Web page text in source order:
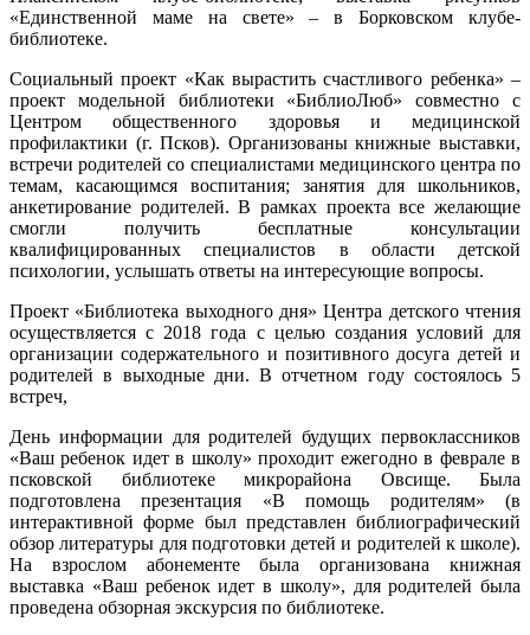
«Единственной маме на свете» – в Борковском клубе-
библиотеке.
Социальный проект «Как вырастить счастливого ребенка» –
проект модельной библиотеки «БиблиоЛюб» совместно с
Центром общественного здоровья и медицинской
профилактики (г. Псков). Организованы книжные выставки,
встречи родителей со специалистами медицинского центра по
темам, касающимся воспитания; занятия для школьников,
анкетирование родителей. В рамках проекта все желающие
смогли получить бесплатные консультации
квалифицированных специалистов в области детской
психологии, услышать ответы на интересующие вопросы.
Проект «Библиотека выходного дня» Центра детского чтения
осуществляется с 2018 года с целью создания условий для
организации содержательного и позитивного досуга детей и
родителей в выходные дни. В отчетном году состоялось 5
встреч,
День информации для родителей будущих первоклассников
«Ваш ребенок идет в школу» проходит ежегодно в феврале в
псковской библиотеке микрорайона Овсище. Была
подготовлена презентация «В помощь родителям» (в
интерактивной форме был представлен библиографический
обзор литературы для подготовки детей и родителей к школе).
На взрослом абонементе была организована книжная
выставка «Ваш ребенок идет в школу», для родителей была
проведена обзорная экскурсия по библиотеке.